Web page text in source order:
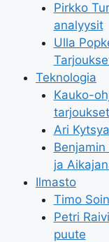
Pirkko
analyysit
Ulla
Teknologia
Kauko-
tarjoukset
Ari
ja
Ilmasto
Timo
Petri
puute